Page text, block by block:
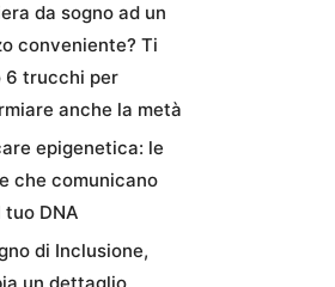
da sogno ad un
conveniente? Ti
6 trucchi per
anche la metà
epigenetica: le
che comunicano
tuo DNA
di Inclusione,